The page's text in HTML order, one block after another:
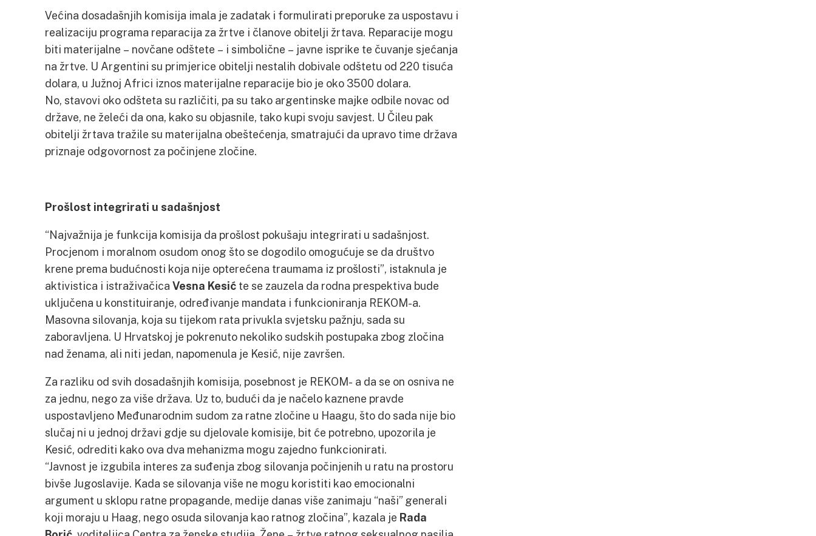
Većina dosadašnjih komisija imala je zadatak i formulirati preporuke za uspostavu i
realizaciju programa reparacija za žrtve i članove obitelji žrtava. Reparacije mogu
biti materijalne – novčane odštete – i simbolične – javne isprike te čuvanje sjećanja
na žrtve. U Argentini su primjerice obitelji nestalih dobivale odštetu od 220 tisuća
dolara, u Južnoj Africi iznos materijalne reparacije bio je oko 3500 dolara.
No, stavovi oko odšteta su različiti, pa su tako argentinske majke odbile novac od
države, ne želeći da ona, kako su objasnile, tako kupi svoju savjest. U Čileu pak
obitelji žrtava tražile su materijalna obeštećenja, smatrajući da upravo time država
priznaje odgovornost za počinjene zločine.
Prošlost integrirati u sadašnjost
“Najvažnija je funkcija komisija da prošlost pokušaju integrirati u sadašnjost.
Procjenom i moralnom osudom onog što se dogodilo omogućuje se da društvo
krene prema budućnosti koja nije opterećena traumama iz prošlosti”, istaknula je
aktivistica i istraživačica Vesna Kesić te se zauzela da rodna prespektiva bude
uključena u konstituiranje, određivanje mandata i funkcioniranja REKOM-a.
Masovna silovanja, koja su tijekom rata privukla svjetsku pažnju, sada su
zaboravljena. U Hrvatskoj je pokrenuto nekoliko sudskih postupaka zbog zločina
nad ženama, ali niti jedan, napomenula je Kesić, nije završen.
Za razliku od svih dosadašnjih komisija, posebnost je REKOM- a da se on osniva ne
za jednu, nego za više država. Uz to, budući da je načelo kaznene pravde
uspostavljeno Međunarodnim sudom za ratne zločine u Haagu, što do sada nije bio
slučaj ni u jednoj državi gdje su djelovale komisije, bit će potrebno, upozorila je
Kesić, odrediti kako ova dva mehanizma mogu zajedno funkcionirati.
“Javnost je izgubila interes za suđenja zbog silovanja počinjenih u ratu na prostoru
bivše Jugoslavije. Kada se silovanja više ne mogu koristiti kao emocionalni
argument u sklopu ratne propagande, medije danas više zanimaju “naši” generali
koji moraju u Haag, nego osuda silovanja kao ratnog zločina”, kazala je Rada